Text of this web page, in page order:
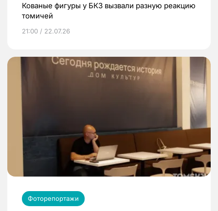
Кованые фигуры у БКЗ вызвали разную реакцию
томичей
21:00 / 22.07.26
Фоторепортажи